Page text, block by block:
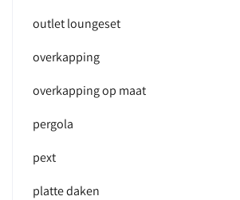
outlet loungeset
overkapping
overkapping op maat
pergola
pext
platte daken